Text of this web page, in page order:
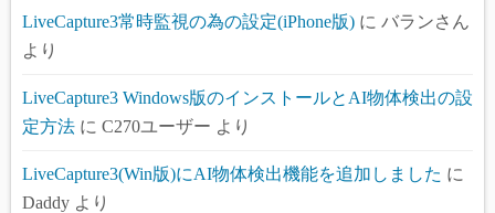
LiveCapture3常時監視の為の設定(iPhone版) に バランさん
より
LiveCapture3 Windows版のインストールとAI物体検出の設
定方法 に C270ユーザー より
LiveCapture3(Win版)にAI物体検出機能を追加しました に
Daddy より